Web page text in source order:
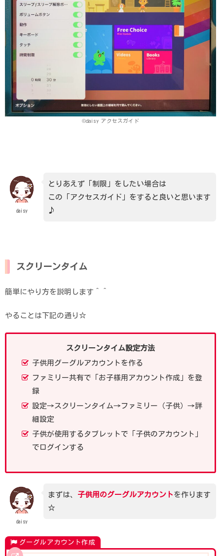
©daisy アクセスガイド
daisy
とりあえず「制限」をしたい場合は
この「アクセスガイド」をすると良いと思います
♪
スクリーンタイム
簡単にやり方を説明します＾＾
やることは下記の通り☆
スクリーンタイム設定方法
子供用グーグルアカウントを作る
ファミリー共有で「お子様用アカウント作成」を登
録
設定→スクリーンタイム→ファミリー（子供）→詳
細設定
子供が使用するタブレットで「子供のアカウント」
でログインする
daisy
まずは、 子供用のグーグルアカウント を作ります
☆
グーグルアカウント作成